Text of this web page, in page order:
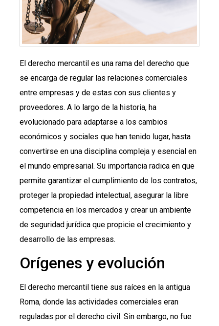
El derecho mercantil es una rama del derecho que
se encarga de regular las relaciones comerciales
entre empresas y de estas con sus clientes y
proveedores. A lo largo de la historia, ha
evolucionado para adaptarse a los cambios
económicos y sociales que han tenido lugar, hasta
convertirse en una disciplina compleja y esencial en
el mundo empresarial. Su importancia radica en que
permite garantizar el cumplimiento de los contratos,
proteger la propiedad intelectual, asegurar la libre
competencia en los mercados y crear un ambiente
de seguridad jurídica que propicie el crecimiento y
desarrollo de las empresas.
Orígenes y evolución
El derecho mercantil tiene sus raíces en la antigua
Roma, donde las actividades comerciales eran
reguladas por el derecho civil. Sin embargo, no fue